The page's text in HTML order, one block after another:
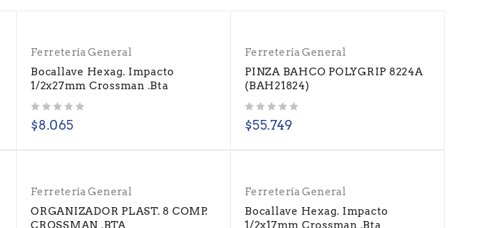
Ferretería General
Bocallave Hexag. Impacto
1/2x27mm Crossman .Bta
$8.065
Ferretería General
PINZA BAHCO POLYGRIP 8224A
(BAH21824)
$55.749
Ferretería General
ORGANIZADOR PLAST. 8 COMP.
CROSSMAN .BTA
Ferretería General
Bocallave Hexag. Impacto
1/2x17mm Crossman .Bta